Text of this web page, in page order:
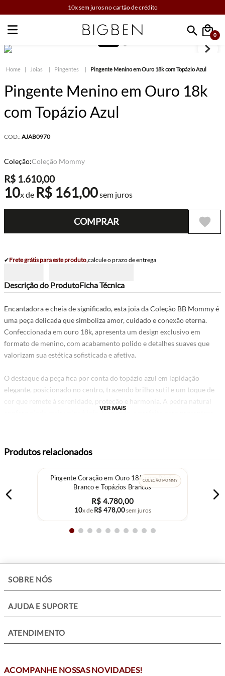
10x sem juros no cartão de crédito
Faça sua busca
0
Joias Pingentes Pingente Menino em Ouro 18k com Topázio Azul
Pingente Menino em Ouro 18k
com Topázio Azul
COD.:AJAB0970
Coleção:Coleção Mommy
R$ 1.610,00
10x de R$ 161,00sem juros
COMPRAR
✔Frete grátis para este produto,calcule o prazo de entrega
Descrição do ProdutoFicha Técnica
Encantadora e cheia de significado, esta joia da Coleção BB Mommy é
uma peça delicada que simboliza amor, cuidado e conexão eterna.
Confeccionada em ouro 18k, apresenta um design exclusivo em
formato de menino, com acabamento polido e detalhes suaves que
valorizam sua estética sofisticada e afetiva.
O destaque da peça fica por conta do topázio azul em lapidação
elegante, posicionado no centro, trazendo brilho sutil e um toque de
cor que remete à serenidade, proteção e harmonia. A pedra natural
confere ainda mais valor à joia, tornando-a perfeita para presentear
Este pingente combina delicadeza e resistência, sendo uma excelente
escolha para quem busca uma joia em ouro 18k com significado
emocional e acabamento premium.
VER MAIS
Produtos relacionados
COLEÇÃO MOMMY
Pingente Coração em Ouro 18k com Ródio
Branco e Topázios Brancos
R$ 4.780,00
10x de R$ 478,00sem juros
SOBRE NÓS
AJUDA E SUPORTE
ATENDIMENTO
ACOMPANHE NOSSAS NOVIDADES!